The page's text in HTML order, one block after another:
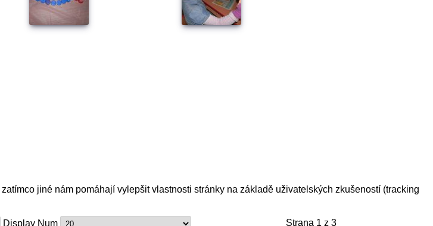
Display Num Strana 1 z 3
jiné nám pomáhají vylepšit vlastnosti stránky na základě uživatelských zkušeností (tracking